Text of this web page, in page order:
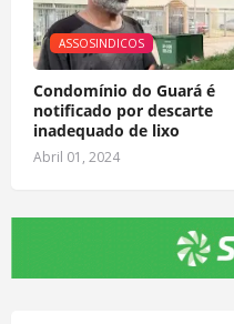
ASSOSINDICOS
Condomínio do Guará é
notificado por descarte
inadequado de lixo
Abril 01, 2024